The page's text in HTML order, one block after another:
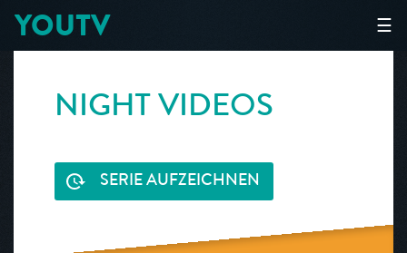
☰
YOUTV
NIGHT VIDEOS
SERIE AUFZEICHNEN